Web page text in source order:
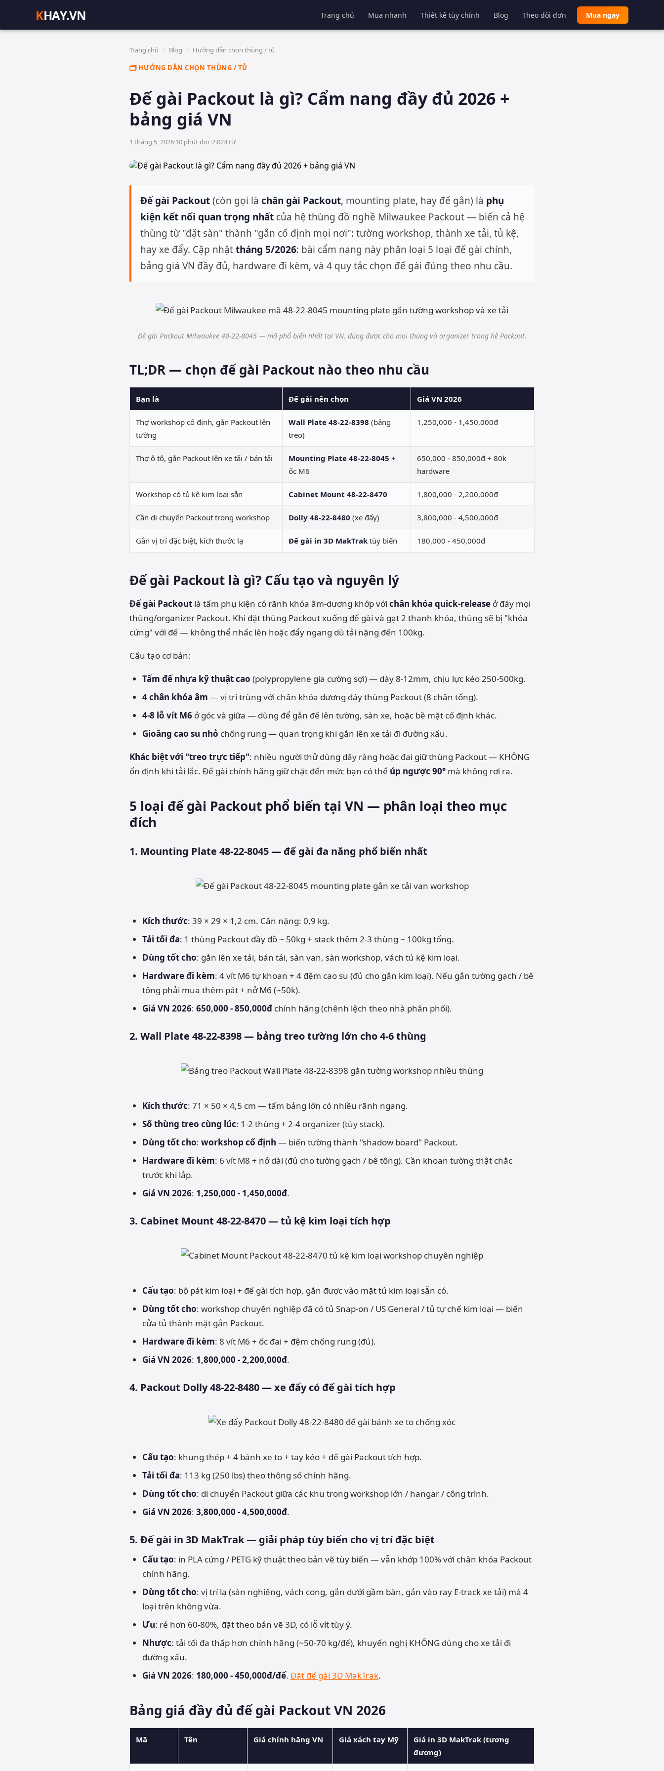
KHAY.VN Trang chủ Mua nhanh Thiết kế tùy chỉnh Blog Theo dõi đơn Mua ngay
Trang chủ / Blog / Hướng dẫn chọn thùng / tủ
🗂️ HƯỚNG DẪN CHỌN THÙNG / TỦ
Đế gài Packout là gì? Cẩm nang đầy đủ 2026 +
bảng giá VN
1 tháng 5, 2026·10 phút đọc·2.024từ
Đế gài Packout(còn gọi là chân gài Packout, mounting plate, hay đế gắn) là phụ
kiện kết nối quan trọng nhất của hệ thùng đồ nghề Milwaukee Packout — biến cả hệ
thùng từ "đặt sàn" thành "gắn cố định mọi nơi": tường workshop, thành xe tải, tủ kệ,
hay xe đẩy. Cập nhậttháng 5/2026: bài cẩm nang này phân loại 5 loại đế gài chính,
bảng giá VN đầy đủ, hardware đi kèm, và 4 quy tắc chọn đế gài đúng theo nhu cầu.
Đế gài Packout Milwaukee 48-22-8045 — mã phổ biến nhất tại VN, dùng được cho mọi thùng và organizer trong hệ Packout.
TL;DR — chọn đế gài Packout nào theo nhu cầu
Bạn là Đế gài nên chọn Giá VN 2026
Thợ workshop cố định, gắn Packout lên
tường
Wall Plate 48-22-8398 (bảng
treo)
1,250,000 - 1,450,000đ
Thợ ô tô, gắn Packout lên xe tải / bán tải Mounting Plate 48-22-8045 +
ốc M6
650,000 - 850,000đ + 80k
hardware
Workshop có tủ kệ kim loại sẵn Cabinet Mount 48-22-8470 1,800,000 - 2,200,000đ
Cần di chuyển Packout trong workshop Dolly 48-22-8480 (xe đẩy) 3,800,000 - 4,500,000đ
Gắn vị trí đặc biệt, kích thước lạ Đế gài in 3D MakTrak tùy biến 180,000 - 450,000đ
Đế gài Packout là gì? Cấu tạo và nguyên lý
Đế gài Packout là tấm phụ kiện có rãnh khóa âm-dương khớp với chân khóa quick-release ở đáy mọi
thùng/organizer Packout. Khi đặt thùng Packout xuống đế gài và gạt 2 thanh khóa, thùng sẽ bị "khóa
cứng" với đế — không thể nhấc lên hoặc đẩy ngang dù tải nặng đến 100kg.
Cấu tạo cơ bản:
Tấm đế nhựa kỹ thuật cao (polypropylene gia cường sợi) — dày 8-12mm, chịu lực kéo 250-500kg.
4 chân khóa âm — vị trí trùng với chân khóa dương đáy thùng Packout (8 chân tổng).
4-8 lỗ vít M6 ở góc và giữa — dùng để gắn đế lên tường, sàn xe, hoặc bề mặt cố định khác.
Gioăng cao su nhỏ chống rung — quan trọng khi gắn lên xe tải đi đường xấu.
Khác biệt với "treo trực tiếp": nhiều người thử dùng dây ràng hoặc đai giữ thùng Packout — KHÔNG
ổn định khi tải lắc. Đế gài chính hãng giữ chặt đến mức bạn có thể úp ngược 90° mà không rơi ra.
5 loại đế gài Packout phổ biến tại VN — phân loại theo mục
đích
1. Mounting Plate 48-22-8045 — đế gài đa năng phổ biến nhất
Kích thước: 39 × 29 × 1,2 cm. Cân nặng: 0,9 kg.
Tải tối đa: 1 thùng Packout đầy đồ ~ 50kg + stack thêm 2-3 thùng ~ 100kg tổng.
Dùng tốt cho: gắn lên xe tải, bán tải, sàn van, sàn workshop, vách tủ kệ kim loại.
Hardware đi kèm: 4 vít M6 tự khoan + 4 đệm cao su (đủ cho gắn kim loại). Nếu gắn tường gạch / bê
tông phải mua thêm pát + nở M6 (~50k).
Giá VN 2026: 650,000 - 850,000đ chính hãng (chênh lệch theo nhà phân phối).
2. Wall Plate 48-22-8398 — bảng treo tường lớn cho 4-6 thùng
Kích thước: 71 × 50 × 4,5 cm — tấm bảng lớn có nhiều rãnh ngang.
Số thùng treo cùng lúc: 1-2 thùng + 2-4 organizer (tùy stack).
Dùng tốt cho: workshop cố định — biến tường thành "shadow board" Packout.
Hardware đi kèm: 6 vít M8 + nở dài (đủ cho tường gạch / bê tông). Cần khoan tường thật chắc
trước khi lắp.
Giá VN 2026: 1,250,000 - 1,450,000đ.
3. Cabinet Mount 48-22-8470 — tủ kệ kim loại tích hợp
Cấu tạo: bộ pát kim loại + đế gài tích hợp, gắn được vào mặt tủ kim loại sẵn có.
Dùng tốt cho: workshop chuyên nghiệp đã có tủ Snap-on / US General / tủ tự chế kim loại — biến
cửa tủ thành mặt gắn Packout.
Hardware đi kèm: 8 vít M6 + ốc đai + đệm chống rung (đủ).
Giá VN 2026: 1,800,000 - 2,200,000đ.
4. Packout Dolly 48-22-8480 — xe đẩy có đế gài tích hợp
Cấu tạo: khung thép + 4 bánh xe to + tay kéo + đế gài Packout tích hợp.
Tải tối đa: 113 kg (250 lbs) theo thông số chính hãng.
Dùng tốt cho: di chuyển Packout giữa các khu trong workshop lớn / hangar / công trình.
Giá VN 2026: 3,800,000 - 4,500,000đ.
5. Đế gài in 3D MakTrak — giải pháp tùy biến cho vị trí đặc biệt
Cấu tạo: in PLA cứng / PETG kỹ thuật theo bản vẽ tùy biến — vẫn khớp 100% với chân khóa Packout
chính hãng.
Dùng tốt cho: vị trí lạ (sàn nghiêng, vách cong, gắn dưới gầm bàn, gắn vào ray E-track xe tải) mà 4
loại trên không vừa.
Ưu: rẻ hơn 60-80%, đặt theo bản vẽ 3D, có lỗ vít tùy ý.
Nhược: tải tối đa thấp hơn chính hãng (~50-70 kg/đế), khuyến nghị KHÔNG dùng cho xe tải đi
đường xấu.
Giá VN 2026: 180,000 - 450,000đ/đế. Đặt đế gài 3D MakTrak.
Bảng giá đầy đủ đế gài Packout VN 2026
Mã Tên Giá chính hãng VN Giá xách tay Mỹ
Giá in 3D MakTrak (tương
đương)